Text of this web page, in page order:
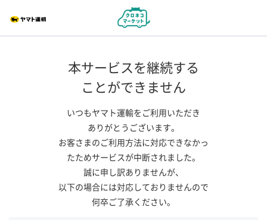
本サービスを継続する
ことができません
いつもヤマト運輸をご利用いただき
ありがとうございます。
お客さまのご利用方法に対応できなかっ
たためサービスが中断されました。
誠に申し訳ありませんが、
以下の場合には対応しておりませんので
何卒ご了承ください。